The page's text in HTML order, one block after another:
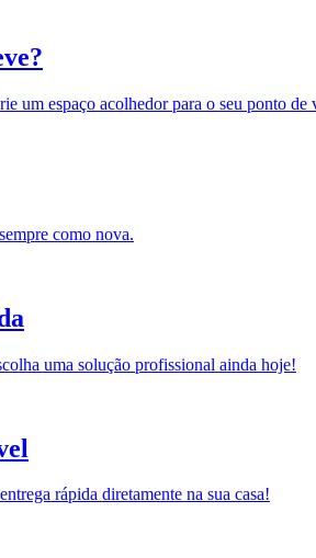
um espaço acolhedor para o seu ponto de
como nova.
uma solução profissional ainda hoje!
rápida diretamente na sua casa!